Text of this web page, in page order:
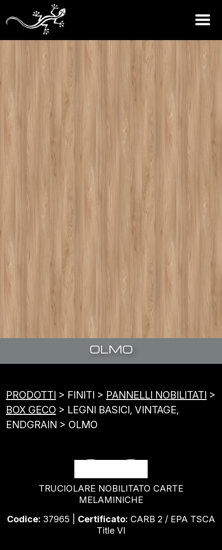
OLMO
PRODOTTI > FINITI > PANNELLI NOBILITATI >
BOX GECO > LEGNI BASICI, VINTAGE,
ENDGRAIN > OLMO
OLMO
TRUCIOLARE NOBILITATO CARTE
MELAMINICHE
Codice: 37965 | Certificato: CARB 2 / EPA TSCA
Title VI